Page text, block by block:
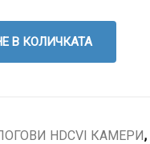
В КОЛИЧКАТА
HDCVI КАМЕРИ,